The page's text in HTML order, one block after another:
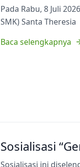
Pada Rabu, 8 Juli
SMK) Santa Theresia
Baca selengkapnya
Sosialisasi
Sosialisasi ini